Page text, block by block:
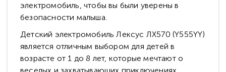
электромобиль, чтобы вы были уверены в
безопасности малыша.
Детский электромобиль Лексус ЛХ570 (Y555YY)
является отличным выбором для детей в
возрасте от 1 до 8 лет, которые мечтают о